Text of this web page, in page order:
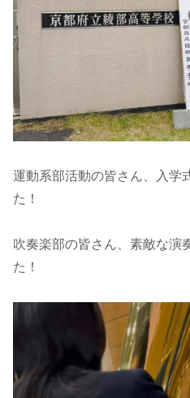
運動系部活動の皆さん、入学
た！
吹奏楽部の皆さん、素敵な演
た！